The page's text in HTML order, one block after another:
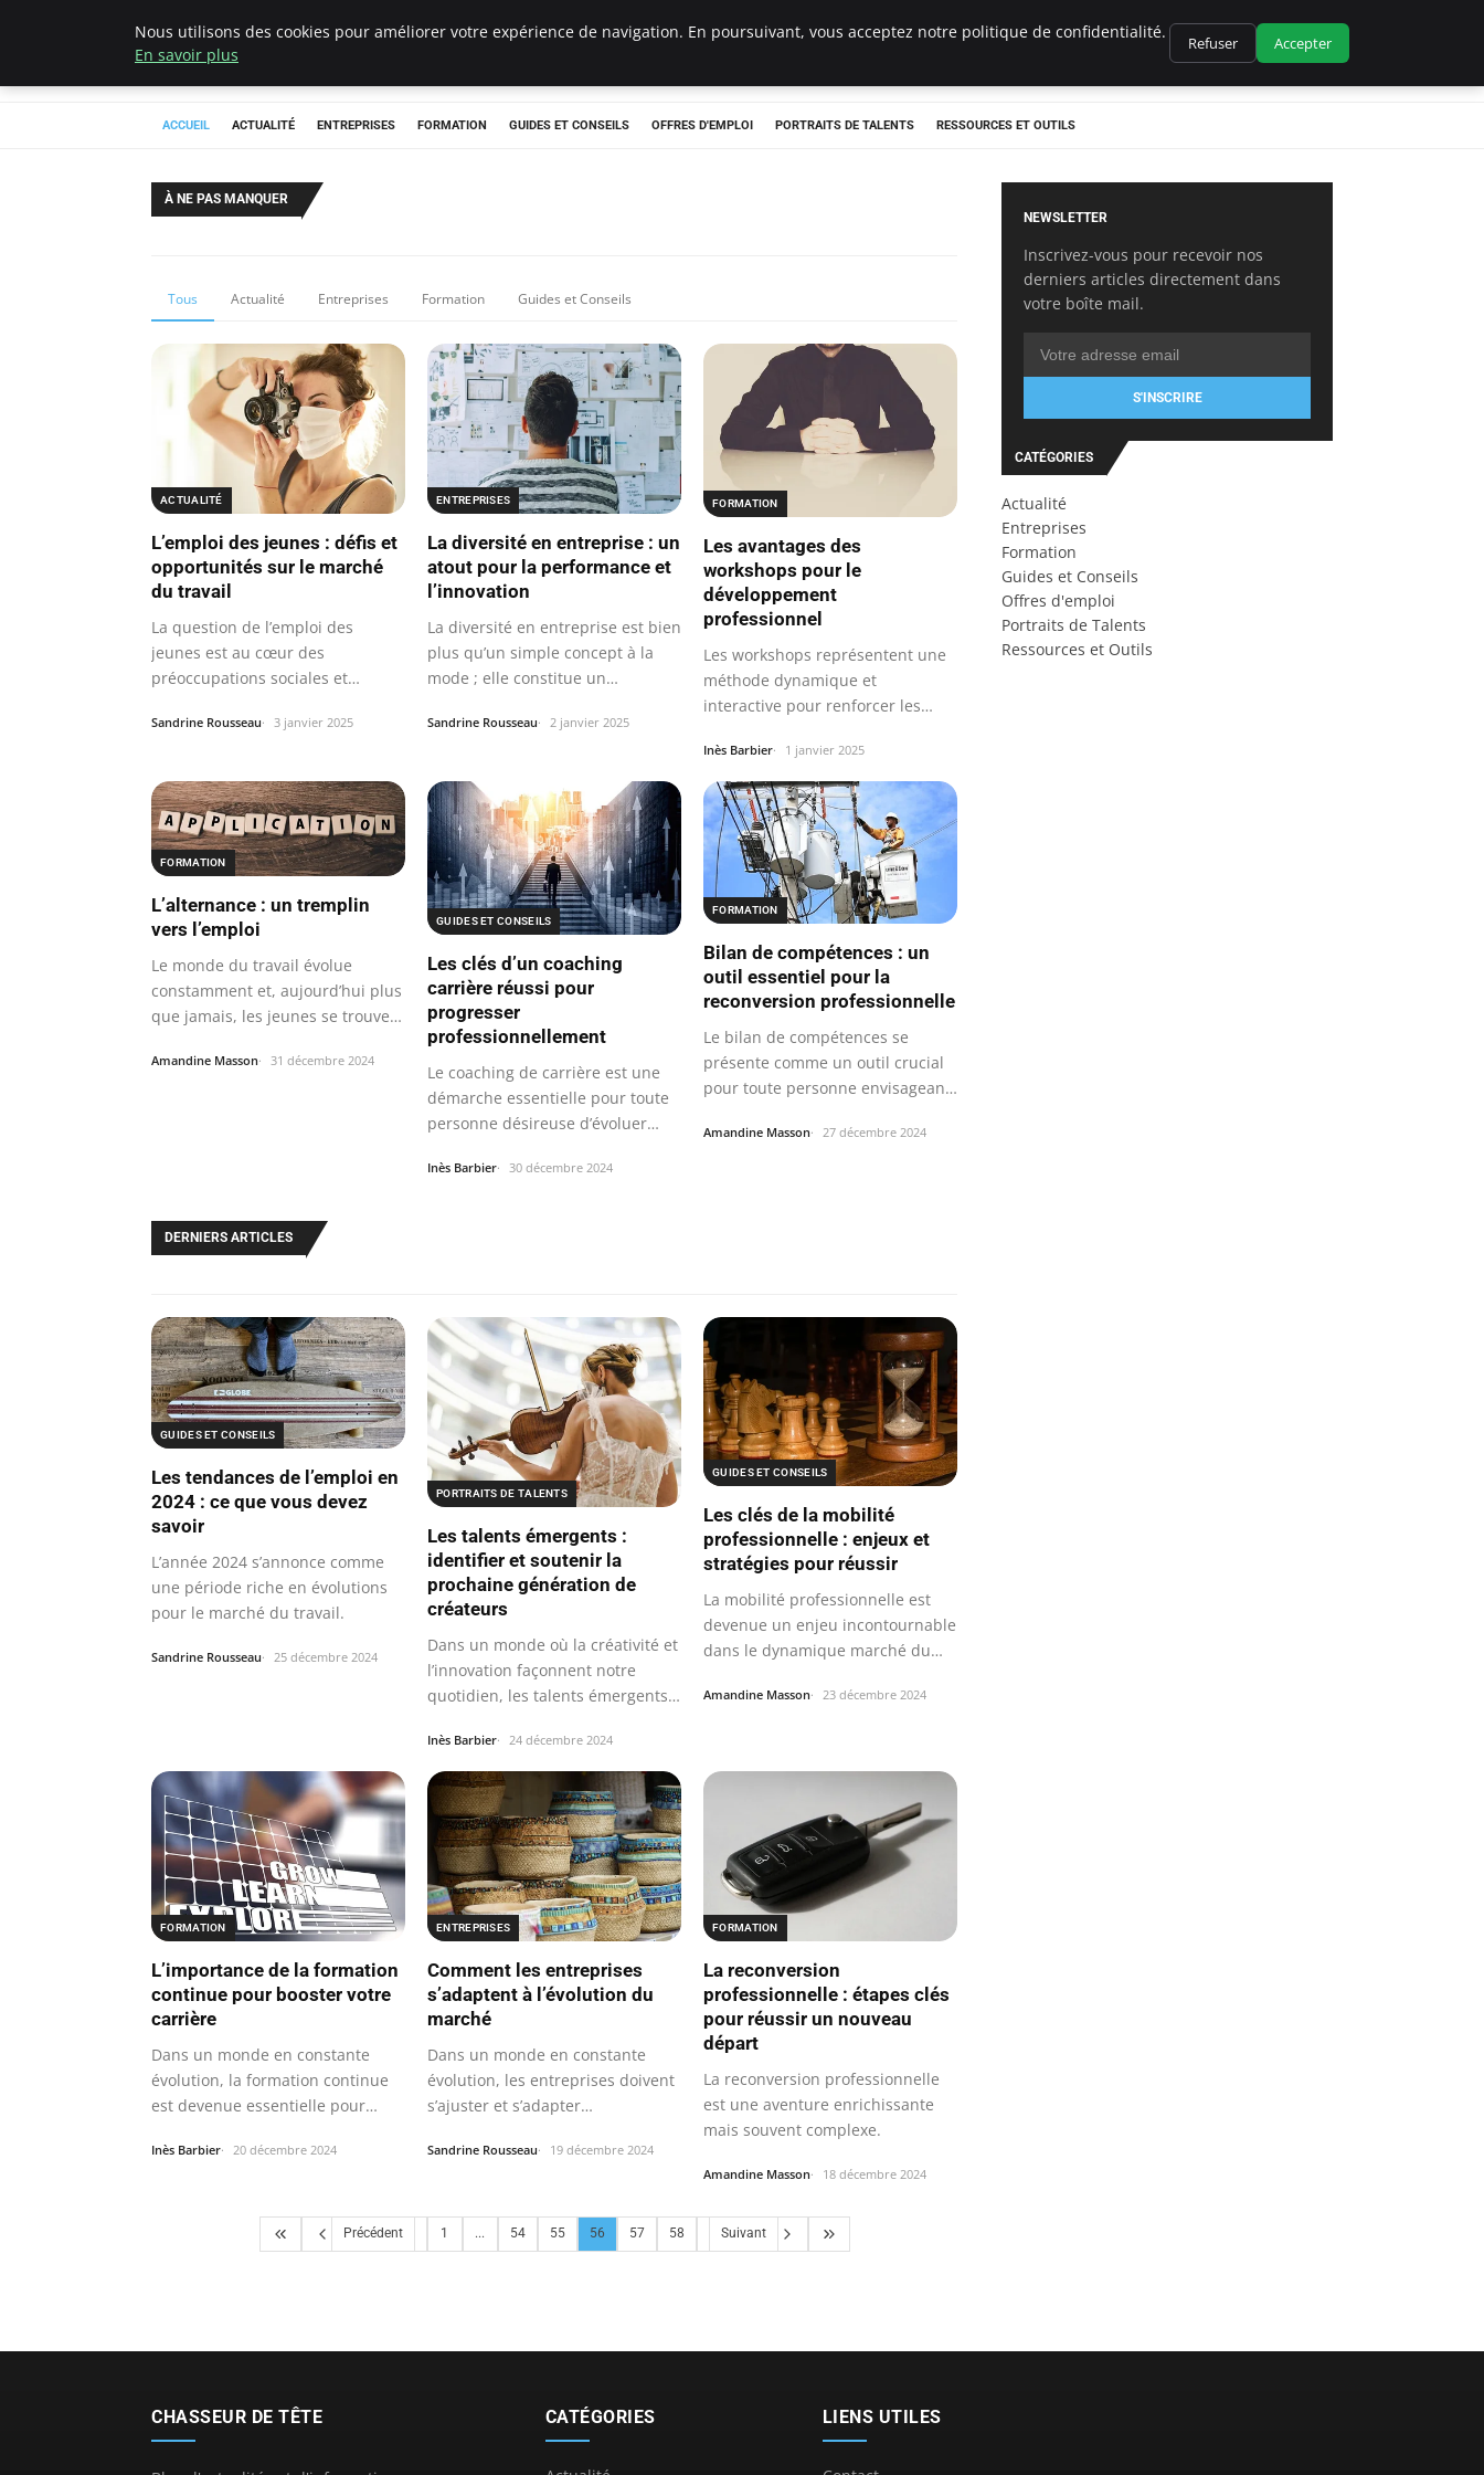
Chasseur De Tête
ACCUEIL ACTUALITÉ ENTREPRISES FORMATION GUIDES ET CONSEILS OFFRES D'EMPLOI PORTRAITS DE TALENTS RESSOURCES ET OUTILS
À NE PAS MANQUER
Tous Actualité Entreprises Formation Guides et Conseils
ACTUALITÉ
L’emploi des jeunes : défis et
opportunités sur le marché
du travail
La question de l’emploi des
jeunes est au cœur des
préoccupations sociales et
Sandrine Rousseau 3 janvier 2025
ENTREPRISES
La diversité en entreprise : un
atout pour la performance et
l’innovation
La diversité en entreprise est bien
plus qu’un simple concept à la
mode ; elle constitue un…
Sandrine Rousseau 2 janvier 2025
FORMATION
Les avantages des
workshops pour le
développement
professionnel
Les workshops représentent une
méthode dynamique et
interactive pour renforcer les
Inès Barbier 1 janvier 2025
FORMATION
L’alternance : un tremplin
vers l’emploi
Le monde du travail évolue
constamment et, aujourd’hui plus
que jamais, les jeunes se trouvent
Amandine Masson 31 décembre 2024
GUIDES ET CONSEILS
Les clés d’un coaching
carrière réussi pour
progresser
professionnellement
Le coaching de carrière est une
démarche essentielle pour toute
personne désireuse d’évoluer
Inès Barbier 30 décembre 2024
FORMATION
Bilan de compétences : un
outil essentiel pour la
reconversion professionnelle
Le bilan de compétences se
présente comme un outil crucial
pour toute personne envisageant
Amandine Masson 27 décembre 2024
DERNIERS ARTICLES
GUIDES ET CONSEILS
Les tendances de l’emploi en
2024 : ce que vous devez
savoir
L’année 2024 s’annonce comme
une période riche en évolutions
pour le marché du travail.
Sandrine Rousseau 25 décembre 2024
PORTRAITS DE TALENTS
Les talents émergents :
identifier et soutenir la
prochaine génération de
créateurs
Dans un monde où la créativité et
l’innovation façonnent notre
quotidien, les talents émergents…
Inès Barbier 24 décembre 2024
GUIDES ET CONSEILS
Les clés de la mobilité
professionnelle : enjeux et
stratégies pour réussir
La mobilité professionnelle est
devenue un enjeu incontournable
dans le dynamique marché du
Amandine Masson 23 décembre 2024
FORMATION
L’importance de la formation
continue pour booster votre
carrière
Dans un monde en constante
évolution, la formation continue
est devenue essentielle pour
Inès Barbier 20 décembre 2024
ENTREPRISES
Comment les entreprises
s’adaptent à l’évolution du
marché
Dans un monde en constante
évolution, les entreprises doivent
s’ajuster et s’adapter
Sandrine Rousseau 19 décembre 2024
FORMATION
La reconversion
professionnelle : étapes clés
pour réussir un nouveau
départ
La reconversion professionnelle
est une aventure enrichissante
mais souvent complexe.
Amandine Masson 18 décembre 2024
Précédent 1 ... 54 55 56 57 58 Suivant
NEWSLETTER
Inscrivez-vous pour recevoir nos
derniers articles directement dans
votre boîte mail.
S'INSCRIRE
CATÉGORIES
Actualité
Entreprises
Formation
Guides et Conseils
Offres d'emploi
Portraits de Talents
Ressources et Outils
CHASSEUR DE TÊTE CATÉGORIES LIENS UTILES
Nous utilisons des cookies pour améliorer votre expérience de navigation. En poursuivant, vous acceptez notre politique de confidentialité.
En savoir plus
Refuser Accepter